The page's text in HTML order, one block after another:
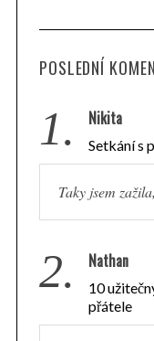
POSLEDNÍ
1. Nikita
Setkání s
Taky jsem
2. Nathan
10
přátele